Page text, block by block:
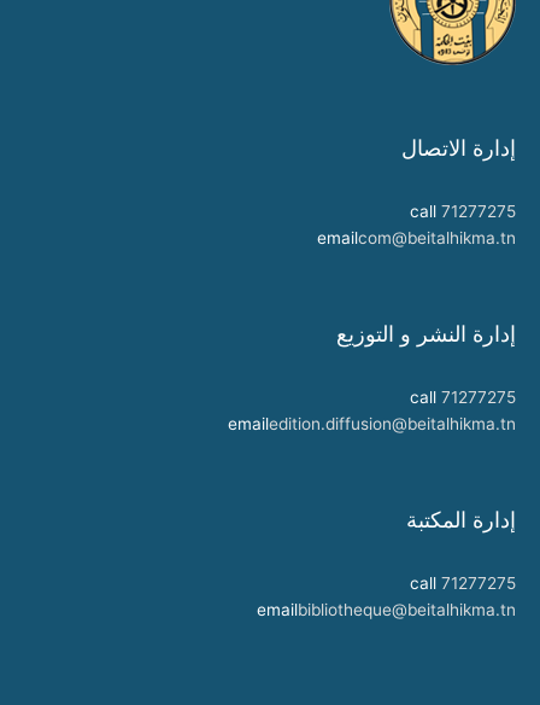
إدارة الاتصال
call 71277275
emailcom@beitalhikma.tn
إدارة النشر و التوزيع
call 71277275
emailedition.diffusion@beitalhikma.tn
إدارة المكتبة
call 71277275
emailbibliotheque@beitalhikma.tn